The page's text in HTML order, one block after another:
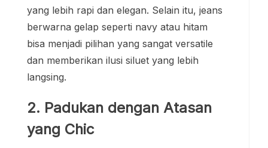
yang lebih rapi dan elegan. Selain itu, jeans
berwarna gelap seperti navy atau hitam
bisa menjadi pilihan yang sangat versatile
dan memberikan ilusi siluet yang lebih
langsing.
2. Padukan dengan Atasan
yang Chic